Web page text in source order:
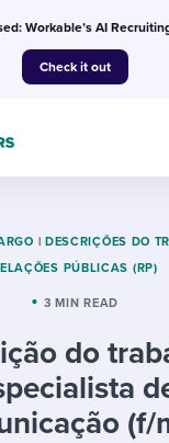
Workable’s AI
Check it out
Topics
I NEED HELP WITH...
Templates &
I’m a jobseeker
| DESCRIÇÕES DO
PÚBLICAS (RP)
3 MIN READ
do
(f/